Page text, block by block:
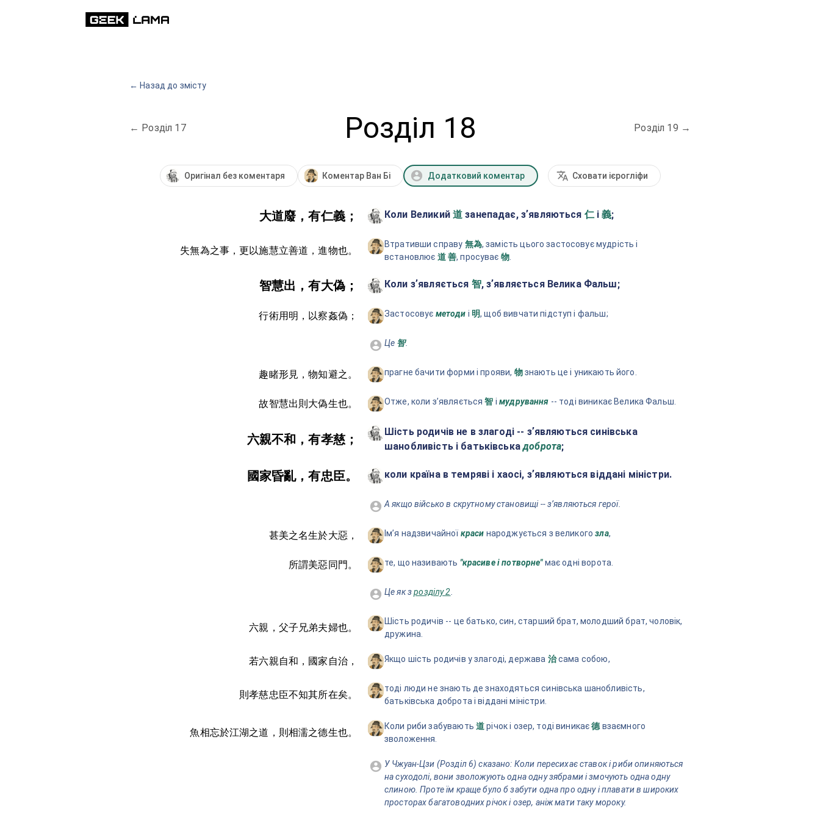
← Назад до змісту
← Розділ 17 Розділ 18 Розділ 19 →
Оригінал без коментаря Коментар Ван Бі Додатковий коментар Сховати ієрогліфи
大道廢，有仁義； Коли Великий 道 занепадає, зʼявляються 仁і義;
失無為之事，更以施慧立善道，進物也。
Втративши справу 無為, замість цього застосовує мудрість і
встановлює 道 善, просуває 物.
智慧出，有大偽； Коли зʼявляється 智, зʼявляється Велика Фальш;
行術用明，以察姦偽； Застосовує методи і 明, щоб вивчати підступ і фальш;
Це 智.
趣睹形見，物知避之。 прагне бачити форми і прояви, 物знають це і уникають його.
故智慧出則大偽生也。 Отже, коли зʼявляється智 імудрування -- тоді виникає Велика Фальш.
六親不和，有孝慈；
Шість родичів не в злагоді -- зʼявляються синівська
шанобливість і батьківськадоброта;
國家昏亂，有忠臣。 коли країна в темряві і хаосі, зʼявляються віддані міністри.
А якщо військо в скрутному становищі -- зʼявляються герої.
甚美之名生於大惡， Імʼя надзвичайної краси народжується з великогозла,
所謂美惡同門。 те, що називають "красиве і потворне"має одні ворота.
Це як зрозділу 2
六親，父子兄弟夫婦也。
Шість родичів -- це батько, син, старший брат, молодший брат, чоловік,
дружина.
若六親自和，國家自治， Якщо шість родичів у злагоді, держава 治сама собою,
則孝慈忠臣不知其所在矣。
тоді люди не знають де знаходяться синівська шанобливість,
батьківська доброта і віддані міністри.
魚相忘於江湖之道，則相濡之德生也。
Коли риби забувають 道 річок і озер, тоді виникає德 взаємного
зволоження.
У Чжуан-Цзи (Розділ 6) сказано: Коли пересихає ставок і риби опиняються
на суходолі, вони зволожують одна одну зябрами і змочують одна одну
слиною. Проте їм краще було б забути одна про одну і плавати в широких
просторах багатоводних річок і озер, аніж мати таку мороку.